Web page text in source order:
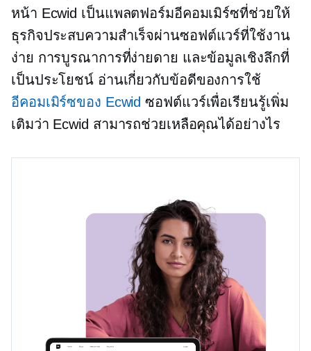
หน้า Ecwid เป็นแพลตฟอร์มอีคอมเมิร์ซที่ช่วยให้
ธุรกิจประสบความสำเร็จผ่านซอฟต์แวร์ที่ใช้งาน
ง่าย การบูรณาการที่ง่ายดาย และข้อมูลเชิงลึกที่
เป็นประโยชน์ อ่านเกี่ยวกับข้อดีของการใช้
อีคอมเมิร์ซของ Ecwid ซอฟต์แวร์เพื่อเรียนรู้เพิ่ม
เติมว่า Ecwid สามารถช่วยเหลือคุณได้อย่างไร